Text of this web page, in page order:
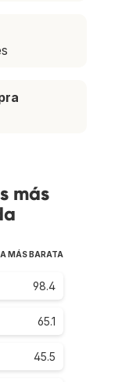
más
MÁS BARATA
98.4
65.1
45.5